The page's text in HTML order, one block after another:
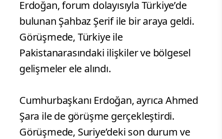
Erdoğan, forum dolayısıyla Türkiye’de
bulunan Şahbaz Şerif ile bir araya geldi.
Görüşmede, Türkiye ile
Pakistanarasındaki ilişkiler ve bölgesel
gelişmeler ele alındı.
Cumhurbaşkanı Erdoğan, ayrıca Ahmed
Şara ile de görüşme gerçekleştirdi.
Görüşmede, Suriye’deki son durum ve